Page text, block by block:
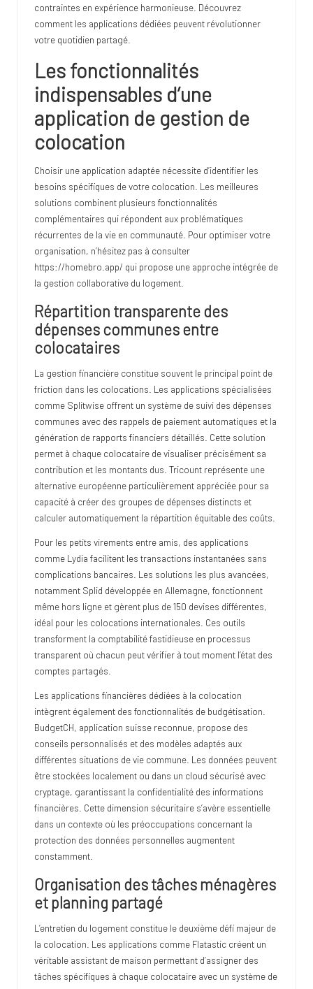
contraintes en expérience harmonieuse. Découvrez
comment les applications dédiées peuvent révolutionner
votre quotidien partagé.
Les fonctionnalités
indispensables d’une
application de gestion de
colocation
Choisir une application adaptée nécessite d’identifier les
besoins spécifiques de votre colocation. Les meilleures
solutions combinent plusieurs fonctionnalités
complémentaires qui répondent aux problématiques
récurrentes de la vie en communauté. Pour optimiser votre
organisation, n’hésitez pas à consulter
https://homebro.app/ qui propose une approche intégrée de
la gestion collaborative du logement.
Répartition transparente des
dépenses communes entre
colocataires
La gestion financière constitue souvent le principal point de
friction dans les colocations. Les applications spécialisées
comme Splitwise offrent un système de suivi des dépenses
communes avec des rappels de paiement automatiques et la
génération de rapports financiers détaillés. Cette solution
permet à chaque colocataire de visualiser précisément sa
contribution et les montants dus. Tricount représente une
alternative européenne particulièrement appréciée pour sa
capacité à créer des groupes de dépenses distincts et
calculer automatiquement la répartition équitable des coûts.
Pour les petits virements entre amis, des applications
comme Lydia facilitent les transactions instantanées sans
complications bancaires. Les solutions les plus avancées,
notamment Splid développée en Allemagne, fonctionnent
même hors ligne et gèrent plus de 150 devises différentes,
idéal pour les colocations internationales. Ces outils
transforment la comptabilité fastidieuse en processus
transparent où chacun peut vérifier à tout moment l’état des
comptes partagés.
Les applications financières dédiées à la colocation
intègrent également des fonctionnalités de budgétisation.
BudgetCH, application suisse reconnue, propose des
conseils personnalisés et des modèles adaptés aux
différentes situations de vie commune. Les données peuvent
être stockées localement ou dans un cloud sécurisé avec
cryptage, garantissant la confidentialité des informations
financières. Cette dimension sécuritaire s’avère essentielle
dans un contexte où les préoccupations concernant la
protection des données personnelles augmentent
constamment.
Organisation des tâches ménagères
et planning partagé
L’entretien du logement constitue le deuxième défi majeur de
la colocation. Les applications comme Flatastic créent un
véritable assistant de maison permettant d’assigner des
tâches spécifiques à chaque colocataire avec un système de